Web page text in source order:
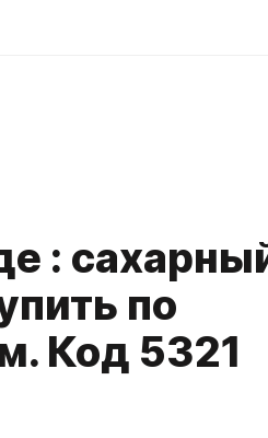
:
по
Код 5321